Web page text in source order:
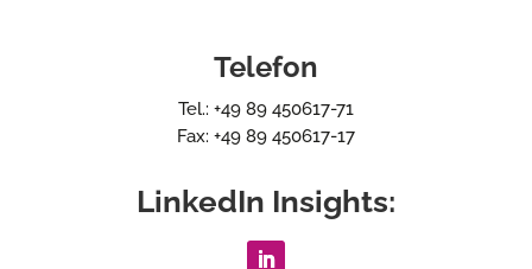
Telefon
Tel.: +49 89 450617-71
Fax: +49 89 450617-17
LinkedIn Insights: